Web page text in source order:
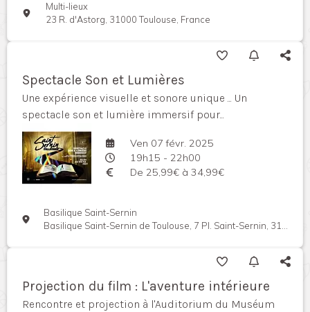
Multi-lieux
23 R. d'Astorg, 31000 Toulouse, France
Spectacle Son et Lumières
Une expérience visuelle et sonore unique ... Un
spectacle son et lumière immersif pour...
Ven 07 févr. 2025
19h15 - 22h00
De 25,99€ à 34,99€
Basilique Saint-Sernin
Basilique Saint-Sernin de Toulouse, 7 Pl. Saint-Sernin, 31000 Toulouse, France
Projection du film : L'aventure intérieure
Rencontre et projection à l'Auditorium du Muséum